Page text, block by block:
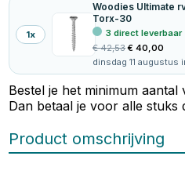
1x
Woodies Ultimate
Torx-30
3 direct leverbaar
€42,53€40,00
dinsdag 11 augustus
Bestel je het minimum
Dan betaal je voor alle stuks
Product omschrijving